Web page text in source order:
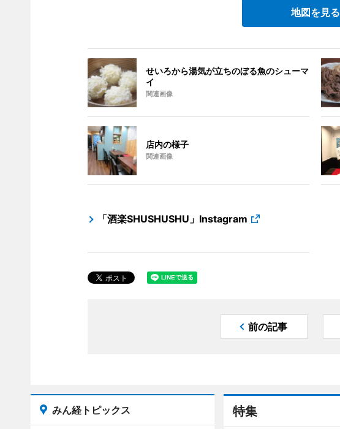
地図を見る
せいろから湯気が立ちのぼる魚のシューマ
イ
関連画像
店内の様子
関連画像
「酒楽SHUSHUSHU」Instagram
前の記事
特集
みん経トピックス